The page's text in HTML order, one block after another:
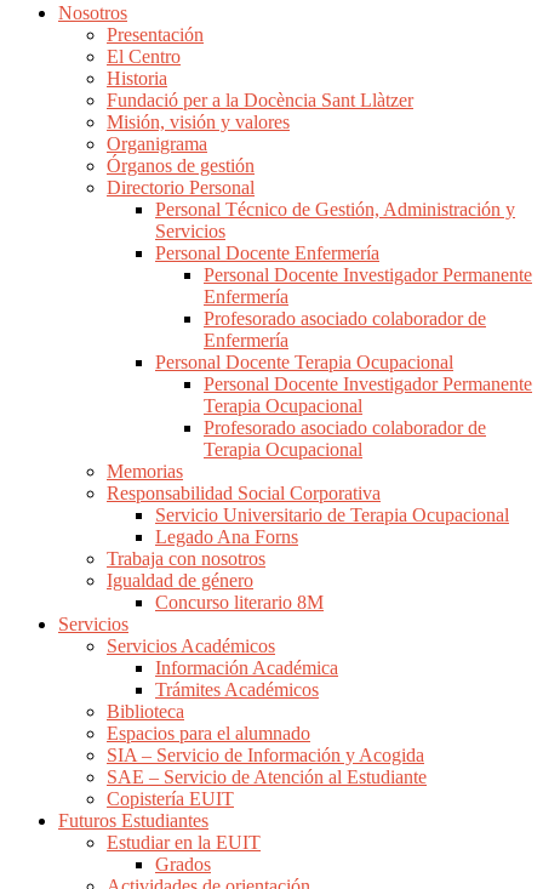
Nosotros
Presentación
El Centro
Historia
Fundació per a la Docència Sant Llàtzer
Misión, visión y valores
Organigrama
Órganos de gestión
Directorio Personal
Personal Técnico de Gestión, Administración y
Servicios
Personal Docente Enfermería
Personal Docente Investigador Permanente
Enfermería
Profesorado asociado colaborador de
Enfermería
Personal Docente Terapia Ocupacional
Personal Docente Investigador Permanente
Terapia Ocupacional
Profesorado asociado colaborador de
Terapia Ocupacional
Memorias
Responsabilidad Social Corporativa
Servicio Universitario de Terapia Ocupacional
Legado Ana Forns
Trabaja con nosotros
Igualdad de género
Concurso literario 8M
Servicios
Servicios Académicos
Información Académica
Trámites Académicos
Biblioteca
Espacios para el alumnado
SIA – Servicio de Información y Acogida
SAE – Servicio de Atención al Estudiante
Copistería EUIT
Futuros Estudiantes
Estudiar en la EUIT
Grados